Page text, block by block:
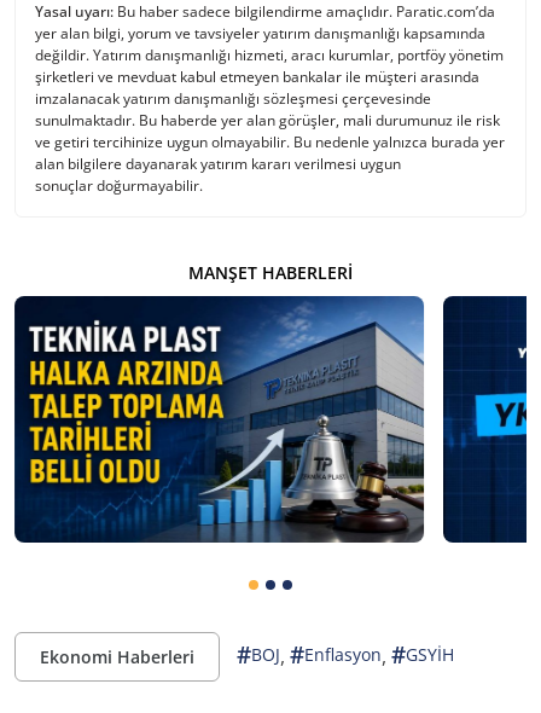
Yasal uyarı: Bu haber sadece bilgilendirme amaçlıdır. Paratic.com’da
yer alan bilgi, yorum ve tavsiyeler yatırım danışmanlığı kapsamında
değildir. Yatırım danışmanlığı hizmeti, aracı kurumlar, portföy yönetim
şirketleri ve mevduat kabul etmeyen bankalar ile müşteri arasında
imzalanacak yatırım danışmanlığı sözleşmesi çerçevesinde
sunulmaktadır. Bu haberde yer alan görüşler, mali durumunuz ile risk
ve getiri tercihinize uygun olmayabilir. Bu nedenle yalnızca burada yer
alan bilgilere dayanarak yatırım kararı verilmesi uygun
sonuçlar doğurmayabilir.
MANŞET HABERLERI
Ekonomi Haberleri #BOJ, #Enflasyon, #GSYİH